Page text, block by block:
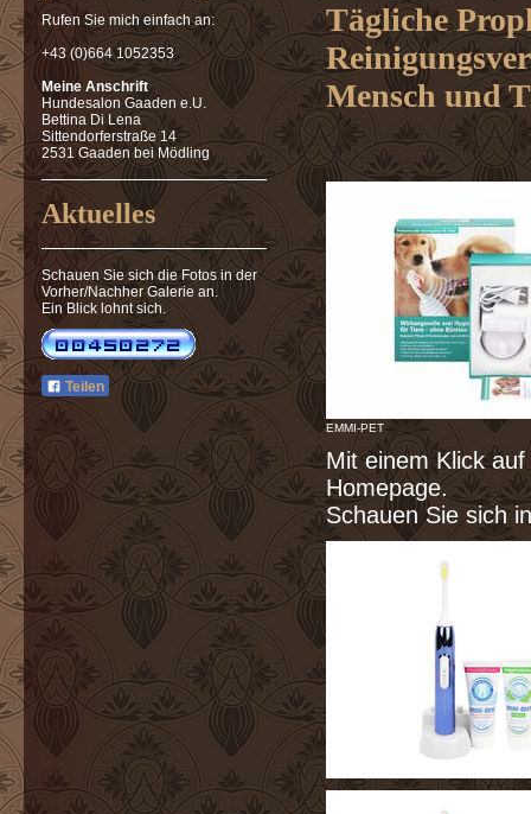
Tägliche
Mensch und
EMMI-PET
Mit einem Klick
Homepage.
Schauen Sie sich
Rufen Sie mich einfach an:
+43 (0)664 1052353
Meine Anschrift
Hundesalon Gaaden e.U.
Bettina Di Lena
Sittendorferstraße 14
2531 Gaaden bei Mödling
Aktuelles
Schauen Sie sich die Fotos in der
Vorher/Nachher Galerie an.
Ein Blick lohnt sich.
Teilen